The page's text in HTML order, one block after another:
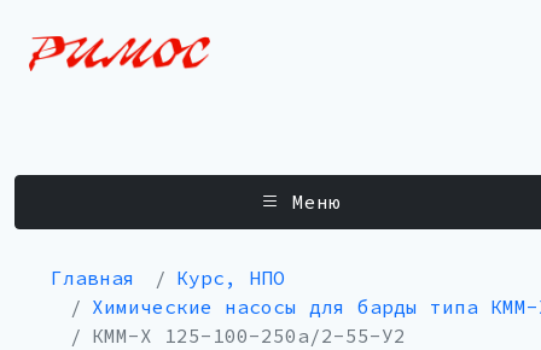
Меню
Главная
Курс, НПО
Химические насосы для барды типа
КММ-Х 125-100-250а/2-55-У2